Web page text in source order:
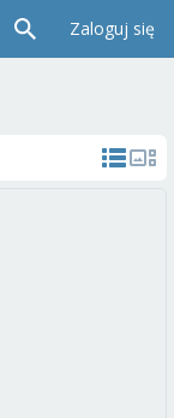
Zaloguj się